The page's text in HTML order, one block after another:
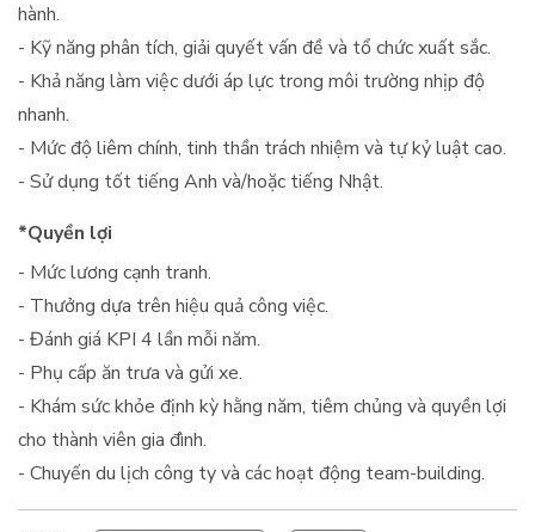
hành.
- Kỹ năng phân tích, giải quyết vấn đề và tổ chức xuất sắc.
- Khả năng làm việc dưới áp lực trong môi trường nhịp độ
nhanh.
- Mức độ liêm chính, tinh thần trách nhiệm và tự kỷ luật cao.
- Sử dụng tốt tiếng Anh và/hoặc tiếng Nhật.
*Quyền lợi
- Mức lương cạnh tranh.
- Thưởng dựa trên hiệu quả công việc.
- Đánh giá KPI 4 lần mỗi năm.
- Phụ cấp ăn trưa và gửi xe.
- Khám sức khỏe định kỳ hằng năm, tiêm chủng và quyền lợi
cho thành viên gia đình.
- Chuyến du lịch công ty và các hoạt động team-building.